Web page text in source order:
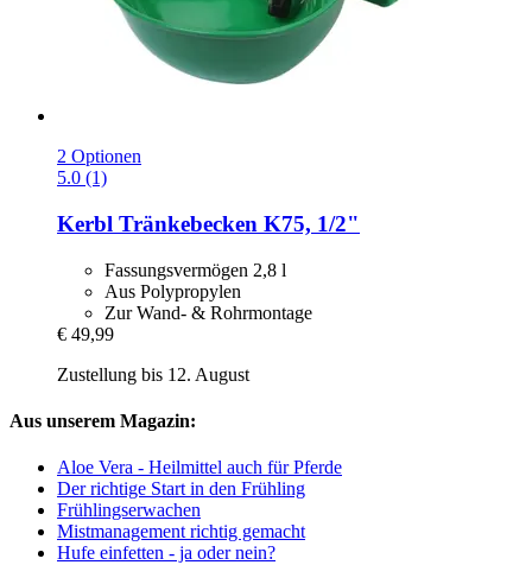
2 Optionen
5.0 (1)
Kerbl Tränkebecken K75, 1/2"
Fassungsvermögen 2,8 l
Aus Polypropylen
Zur Wand- & Rohrmontage
€ 49,99
Zustellung bis 12. August
Aus unserem Magazin:
Aloe Vera - Heilmittel auch für Pferde
Der richtige Start in den Frühling
Frühlingserwachen
Mistmanagement richtig gemacht
Hufe einfetten - ja oder nein?